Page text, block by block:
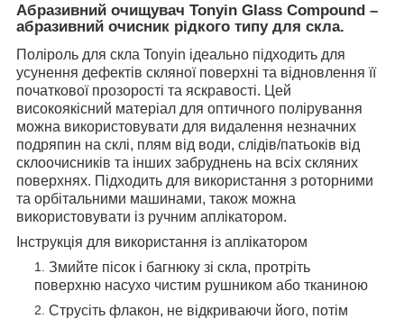
Абразивний очищувач Tonyin Glass Compound –
абразивний очисник рідкого типу для скла.
Поліроль для скла Tonyin ідеально підходить для
усунення дефектів скляної поверхні та відновлення її
початкової прозорості та яскравості. Цей
високоякісний матеріал для оптичного полірування
можна використовувати для видалення незначних
подряпин на склі, плям від води, слідів/патьоків від
склоочисників та інших забруднень на всіх скляних
поверхнях. Підходить для використання з роторними
та орбітальними машинами, також можна
використовувати із ручним аплікатором.
Інструкція для використання із аплікатором
Змийте пісок і багнюку зі скла, протріть
поверхню насухо чистим рушником або тканиною
Струсіть флакон, не відкриваючи його, потім